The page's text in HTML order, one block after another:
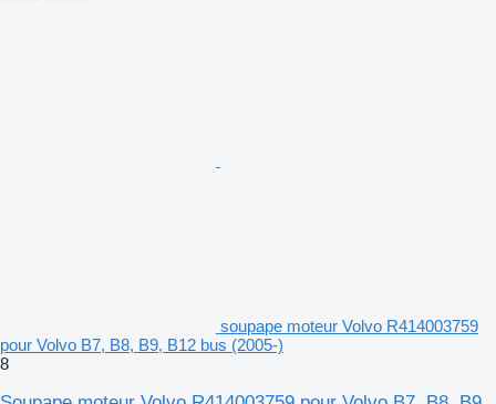
soupape moteur Volvo R414003759
pour Volvo B7, B8, B9, B12 bus (2005-)
8